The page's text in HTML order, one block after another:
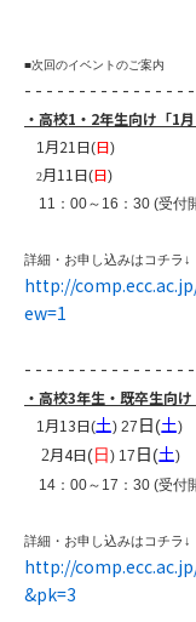
■次回のイベントのご案内
- - - - - - - - - - - - - - -
・高校1・2年生向け「1
1月21 日(日)
2月11 日(日)
11 ： 00～ 16 ： 30 (受付
詳細・お申し込みはコチラ ↓
http://
ew=1
- - - - - - - - - - - - - - -
・高校3年生・既卒生向け
1月13日(土) 27 日(土)
2月4日( 日 ) 17 日(土)
14 ： 00～ 17 ： 30 (受付
詳細・お申し込みはコチラ ↓
http://
&pk=3